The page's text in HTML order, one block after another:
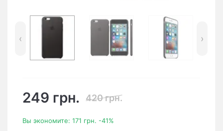
‹ ›
249 грн. 420 грн.
Вы экономите: 171 грн. -41%